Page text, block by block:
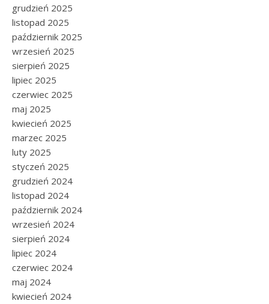
grudzień 2025
listopad 2025
październik 2025
wrzesień 2025
sierpień 2025
lipiec 2025
czerwiec 2025
maj 2025
kwiecień 2025
marzec 2025
luty 2025
styczeń 2025
grudzień 2024
listopad 2024
październik 2024
wrzesień 2024
sierpień 2024
lipiec 2024
czerwiec 2024
maj 2024
kwiecień 2024